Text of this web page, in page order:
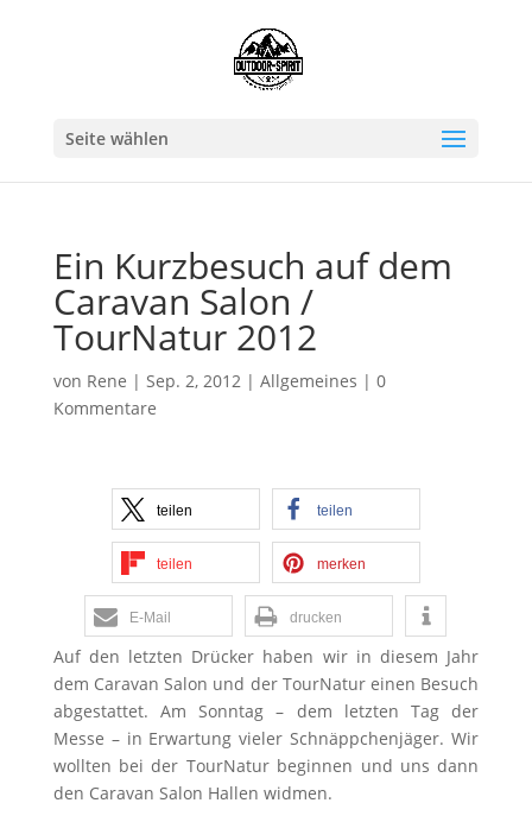
Seite wählen
Ein Kurzbesuch auf dem
Caravan Salon /
TourNatur 2012
von Rene | Sep. 2, 2012| Allgemeines | 0
Kommentare
teilen teilen
teilen merken
E-Mail drucken
Auf den letzten Drücker haben wir in diesem Jahr
dem Caravan Salon und der TourNatur einen Besuch
abgestattet. Am Sonntag – dem letzten Tag der
Messe – in Erwartung vieler Schnäppchenjäger. Wir
wollten bei der TourNatur beginnen und uns dann
den Caravan Salon Hallen widmen.